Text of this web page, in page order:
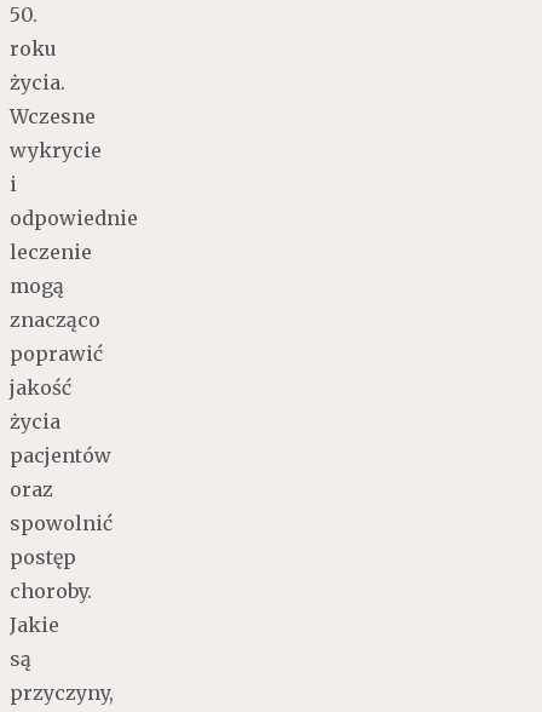
50.
roku
życia.
Wczesne
wykrycie
i
odpowiednie
leczenie
mogą
znacząco
poprawić
jakość
życia
pacjentów
oraz
spowolnić
postęp
choroby.
Jakie
są
przyczyny,